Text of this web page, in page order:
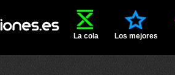
La cola Los mejores